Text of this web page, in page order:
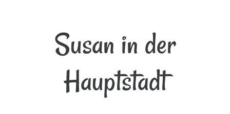
Susan in der
Hauptstadt